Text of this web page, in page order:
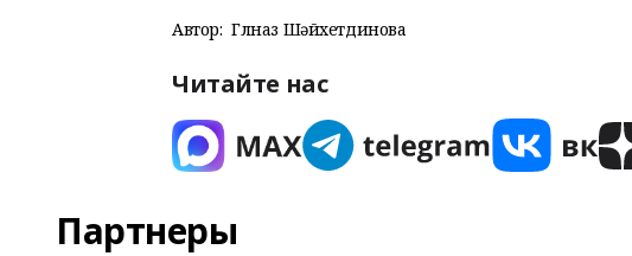
Автор: Гөлназ Шәйхетдинова
Читайте нас
Партнеры